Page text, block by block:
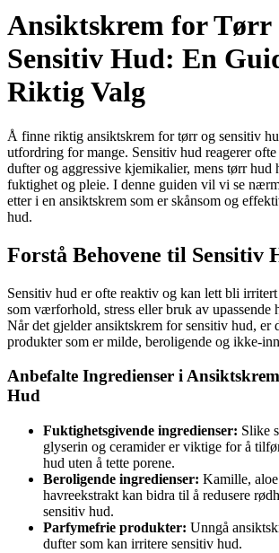
Ansiktskrem for Tørr
Sensitiv Hud: En
Riktig Valg
Å finne riktig ansiktskrem for tørr og sensitiv
utfordring for mange. Sensitiv hud reagerer
dufter og aggressive kjemikalier, mens tørr hud
fuktighet og pleie. I denne guiden vil vi se
etter i en ansiktskrem som er skånsom og
hud.
Forstå Behovene til Sensitiv
Sensitiv hud er ofte reaktiv og kan lett bli
som værforhold, stress eller bruk av upassende
Når det gjelder ansiktskrem for sensitiv hud, er
produkter som er milde, beroligende og ikke-
Anbefalte Ingredienser i
Hud
Fuktighetsgivende ingredienser: Slike
glyserin og ceramider er viktige for å
hud uten å tette porene.
Beroligende ingredienser: Kamille,
havreekstrakt kan bidra til å redusere
sensitiv hud.
Parfymefrie produkter: Unngå
dufter som kan irritere sensitiv hud.